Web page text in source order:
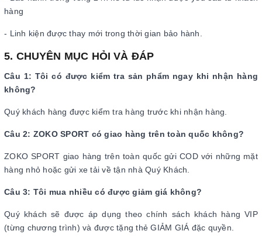
hàng
- Linh kiện được thay mới trong thời gian bảo hành.
5. CHUYÊN MỤC HỎI VÀ ĐÁP
Câu 1: Tôi có được kiểm tra sản phẩm ngay khi nhận hàng
không?
Quý khách hàng được kiểm tra hàng trước khi nhận hàng.
Câu 2: ZOKO SPORT có giao hàng trên toàn quốc không?
ZOKO SPORT giao hàng trên toàn quốc gửi COD với những mặt
hàng nhỏ hoặc gửi xe tải về tận nhà Quý Khách.
Câu 3: Tôi mua nhiều có được giảm giá không?
Quý khách sẽ được áp dụng theo chính sách khách hàng VIP
(từng chương trình) và được tặng thẻ GIẢM GIÁ đặc quyền.